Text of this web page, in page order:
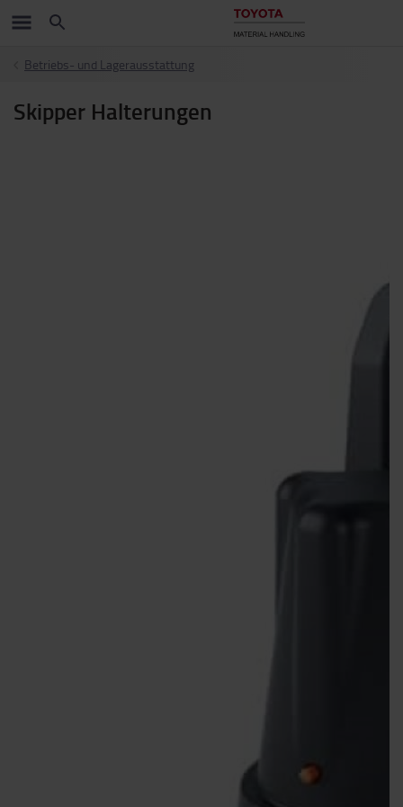
Betriebs- und Lagerausstattung
Skipper Halterungen